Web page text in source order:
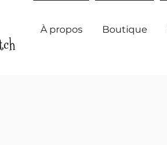
À propos Boutique